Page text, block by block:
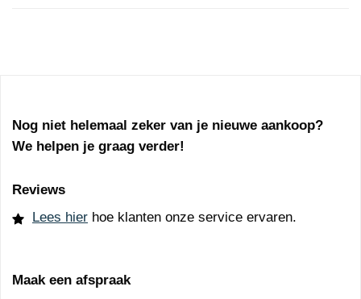
Nog niet helemaal zeker van je nieuwe aankoop?
We helpen je graag verder!
Reviews
Lees hier hoe klanten onze service ervaren.
Maak een afspraak